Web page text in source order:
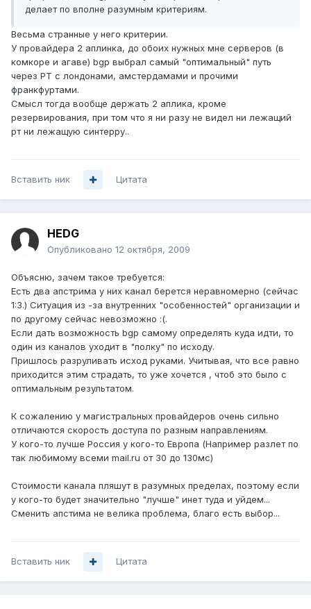
делает по вполне разумным критериям.
Весьма странные у него критерии.
У провайдера 2 аплинка, до обоих нужных мне серверов (в
комкоре и агаве) bgp выбрал самый "оптимальный" путь
через РТ с лондонами, амстердамами и прочими
франкфуртами.
Смысл тогда вообще держать 2 аплика, кроме
резервирования, при том что я ни разу не видел ни лежащий
рт ни лежащую синтерру..
Вставить ник Цитата
HEDG
Опубликовано 12 октября, 2009
Объясню, зачем такое требуется:
Есть два апстрима у них канал берется неравномерно (сейчас
1:3.) Ситуация из -за внутренних "особенностей" организации и
по другому сейчас невозможно :(.
Если дать возможность bgp самому определять куда идти, то
один из каналов уходит в "полку" по исходу.
Пришлось разруливать исход руками. Учитывая, что все равно
приходится этим страдать, то уже хочется , чтоб это было с
оптимальным результатом.
К сожалению у магистральных провайдеров очень сильно
отличаются скорость доступа по разным направлениям.
У кого-то лучше Россия у кого-то Европа (Например разлет по
так любимому всеми mail.ru от 30 до 130мс)
Стоимости канала пляшут в разумных пределах, поэтому если
у кого-то будет значительно "лучше" инет туда и уйдем...
Сменить апстима не велика проблема, благо есть выбор...
Вставить ник Цитата